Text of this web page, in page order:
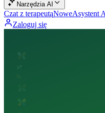
Narzędzia AI
Czat z terapeutąNoweAsystent
Zaloguj się